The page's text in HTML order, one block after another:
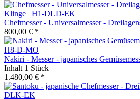
Chefmesser - Universalmesser -
800,00 € *
Nakiri - Messer - japanisches
Inhalt 1 Stück
1.480,00 € *